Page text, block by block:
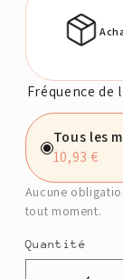
Fréquence de
Tous les
10,93 €
Aucune
tout moment.
Quantité
Quantité